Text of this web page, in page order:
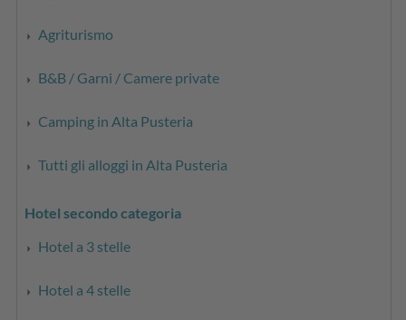
Agriturismo
B&B / Garni / Camere private
Camping in Alta Pusteria
Tutti gli alloggi in Alta Pusteria
Hotel secondo categoria
Hotel a 3 stelle
Hotel a 4 stelle